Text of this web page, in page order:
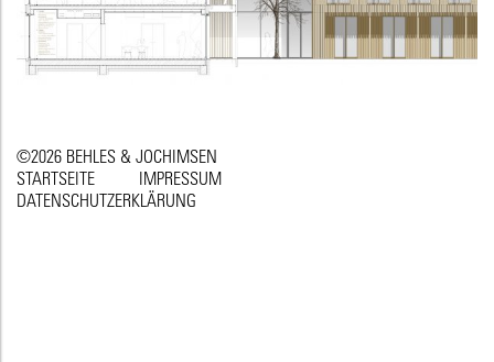
©2026 BEHLES & JOCHIMSEN
STARTSEITE
IMPRESSUM
DATENSCHUTZERKLÄRUNG